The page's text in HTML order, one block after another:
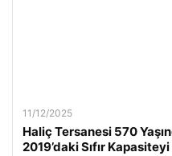
11/12/2025
Haliç Tersanesi 570
2019’daki Sıfır Kapasiteyi